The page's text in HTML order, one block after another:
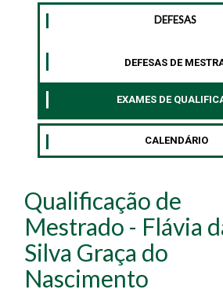
DEFESAS
DEFESAS DE
EXAMES DE
CALENDÁRIO
Qualificação de
Mestrado - Flávia
Silva Graça do
Nascimento